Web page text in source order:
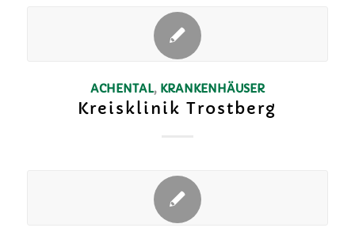
ACHENTAL, KRANKENHÄUSER
Kreisklinik Trostberg